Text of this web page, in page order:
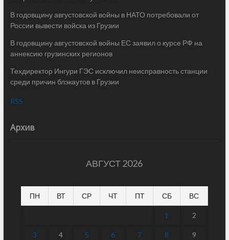
В годовщину августовской войны в НАТО потребовали от
России вывести войска из Грузии
В годовщину августовской войны ЕС заявил о курсе РФ на
аннексию грузинских регионов
Техдиректор Ингури ГЭС исключил неисправность станции
среди причин блэкаутов в Грузии
RSS
Архив
АВГУСТ 2026
ПН ВТ СР ЧТ ПТ СБ ВС
1 2
3 4 5 6 7 8 9